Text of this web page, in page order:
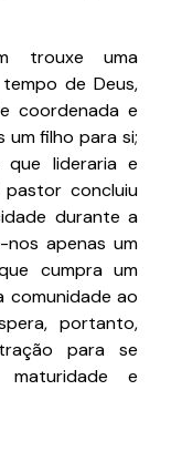
trouxe uma
de Deus,
coordenada e
um filho para si;
lideraria e
concluiu
durante a
apenas um
cumpra um
comunidade ao
portanto,
para se
e